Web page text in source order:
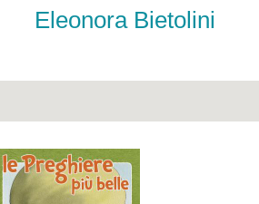
Eleonora Bietolini